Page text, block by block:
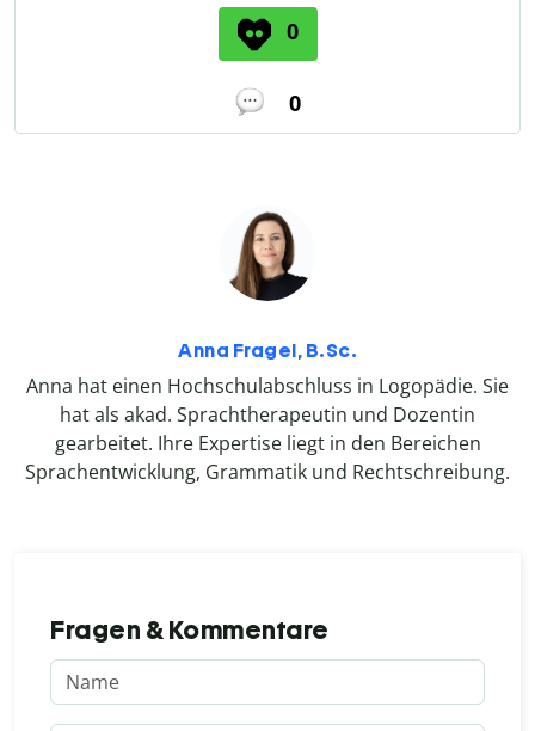
0
0
Anna Fragel, B.Sc.
Anna hat einen Hochschulabschluss in Logopädie. Sie
hat als akad. Sprachtherapeutin und Dozentin
gearbeitet. Ihre Expertise liegt in den Bereichen
Sprachentwicklung, Grammatik und Rechtschreibung.
Fragen & Kommentare